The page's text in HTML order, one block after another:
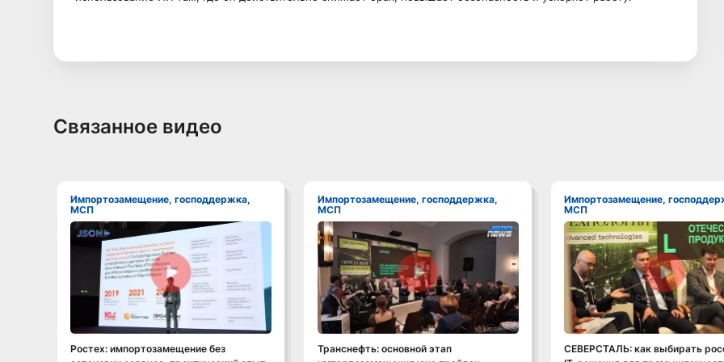
Связанное видео
Импортозамещение, господдержка,
МСП
Смотреть видео
Ростех: импортозамещение без
Импортозамещение, господдержка,
МСП
Смотреть видео
Транснефть: основной этап
Импортозамещение, господдержка,
МСП
Смотреть видео
СЕВЕРСТАЛЬ: как выбирать